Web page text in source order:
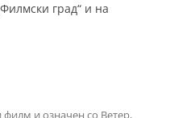
град“ и на
филм и означен со Ветер,